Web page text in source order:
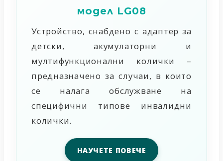
модел LG08
Устройство, снабдено с адаптер за
детски, акумулаторни и
мултифункционални колички –
предназначено за случаи, в които
се налага обслужване на
специфични типове инвалидни
колички.
НАУЧЕТЕ ПОВЕЧЕ